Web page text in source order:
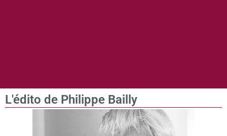
L'édito de Philippe Bailly